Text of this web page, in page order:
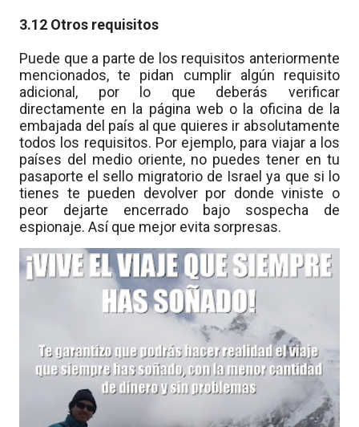
3.12 Otros requisitos
Puede que a parte de los requisitos anteriormente
mencionados, te pidan cumplir algún requisito
adicional, por lo que deberás verificar
directamente en la página web o la oficina de la
embajada del país al que quieres ir absolutamente
todos los requisitos. Por ejemplo, para viajar a los
países del medio oriente, no puedes tener en tu
pasaporte el sello migratorio de Israel ya que si lo
tienes te pueden devolver por donde viniste o
peor dejarte encerrado bajo sospecha de
espionaje. Así que mejor evita sorpresas.